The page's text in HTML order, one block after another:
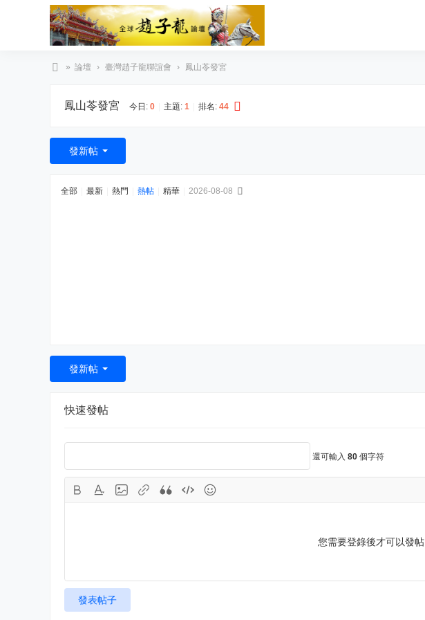
龍
» 論壇 › 臺灣趙子龍聯誼會 › 鳳山苓發宮
鳳山苓發宮 今日: 0 主題: 1 排名: 44
發新帖
全部 最新 熱門 熱帖 精華 2026-08-08
發新帖
快速發帖
還可輸入 80 個字符
您需要登錄後才可以發帖
發表帖子